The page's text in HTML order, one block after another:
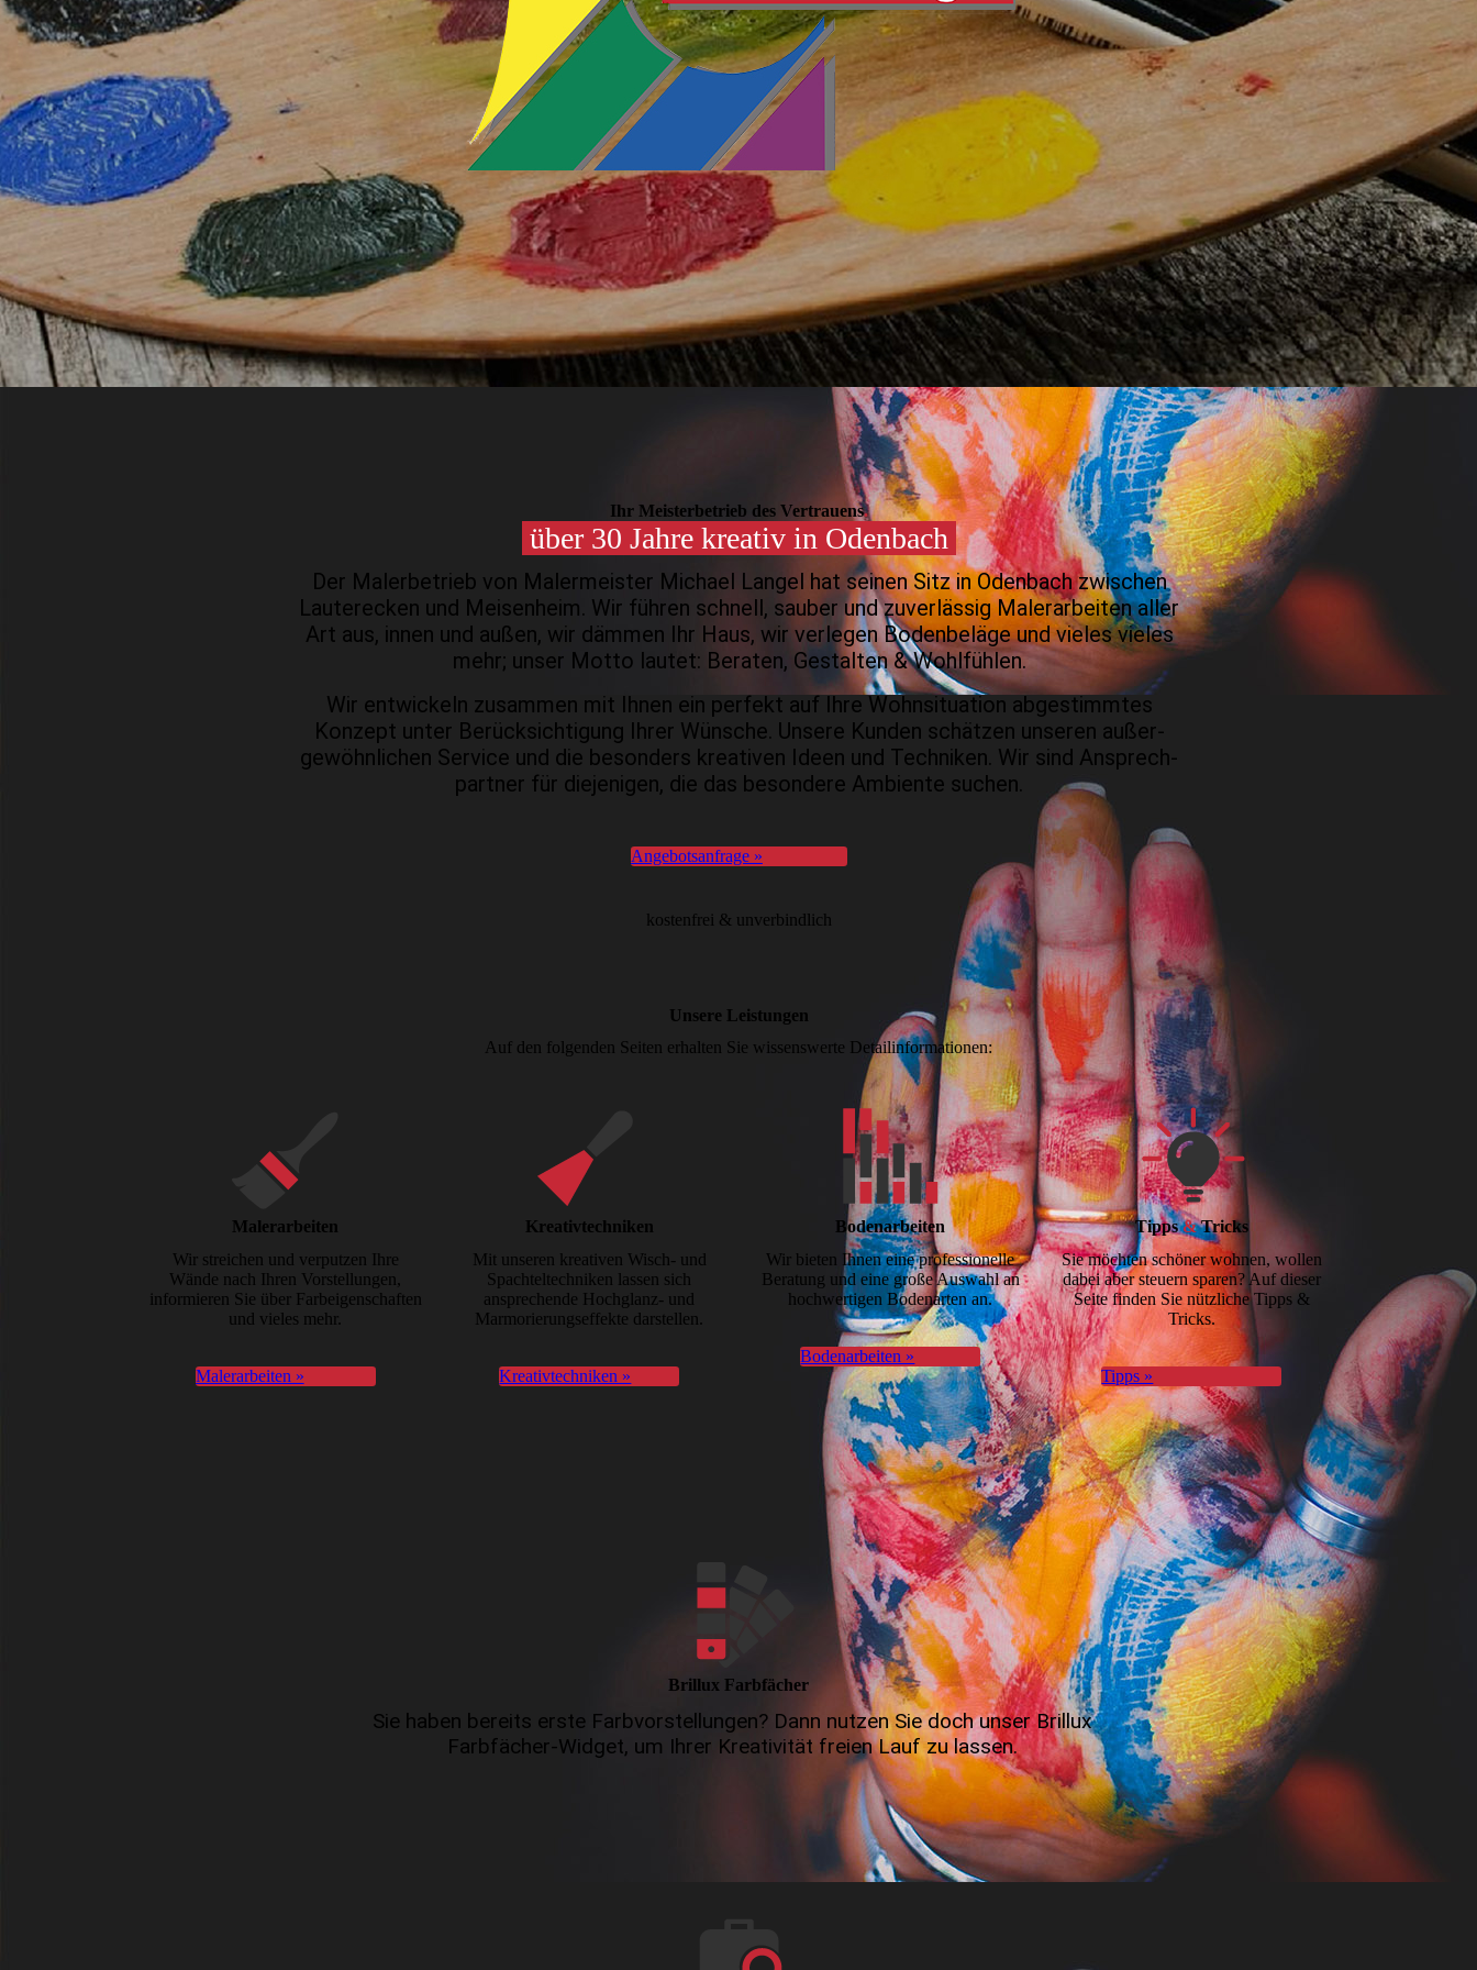
Ihr Meister­betrieb des Vertrauens.
über 30 Jahre kreativ in Odenbach
Der Malerbetrieb von Malermeister Michael Langel hat seinen Sitz in Oden­bach zwischen
Lauter­ecken und Meisen­heim. Wir führen schnell, sauber und zuver­lässig Maler­arbeiten aller
Art aus, innen und außen, wir dämmen Ihr Haus, wir verlegen Boden­beläge und vieles vieles
mehr; unser Motto lautet: Beraten, Gestalten & Wohl­fühlen.
Wir entwickeln zusammen mit Ihnen ein perfekt auf Ihre Wohn­situation abgestimmtes
Konzept unter Berück­sichti­gung Ihrer Wünsche. Unsere Kunden schätzen unseren außer­
gewöhn­lichen Service und die beson­ders kreativen Ideen und Techniken. Wir sind Ansprech­
partner für diejenigen, die das besondere Ambiente suchen.
Angebotsanfrage »
kostenfrei & unverbindlich
Unsere Leistungen
Auf den folgenden Seiten erhalten Sie wissenswerte Detailinformationen:
Maler­arbeiten
Wir streichen und verputzen Ihre
Wände nach Ihren Vorstellungen,
informieren Sie über Farbeigenschaften
und vieles mehr.
Malerarbeiten »
Kreativ­techniken
Mit unseren kreativen Wisch- und
Spachtel­techniken lassen sich
ansprechende Hoch­glanz- und
Marmorierungseffekte darstellen.
Kreativtechniken »
Boden­arbeiten
Wir bieten Ihnen eine professionelle
Beratung und eine große Auswahl an
hochwertigen Bodenarten an.
Bodenarbeiten »
Tipps&Tricks
Sie möchten schöner wohnen, wollen
dabei aber steuern sparen? Auf dieser
Seite finden Sie nützliche Tipps &
Tricks.
Tipps »
Brillux Farbfächer
Sie haben bereits erste Farbvorstellungen? Dann nutzen Sie doch unser Brillux
Farbfächer-Widget, um Ihrer Kreativität freien Lauf zu lassen.